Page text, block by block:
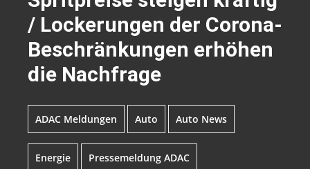
/ Lockerungen der Corona-
Beschränkungen erhöhen
die Nachfrage
ADAC Meldungen Auto Auto News
Energie Pressemeldung ADAC